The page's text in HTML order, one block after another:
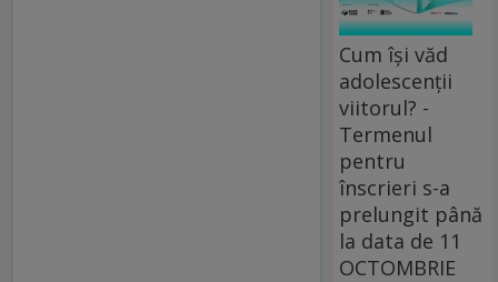
Cum își văd
adolescenții
viitorul? -
Termenul
pentru
înscrieri s-a
prelungit până
la data de 11
OCTOMBRIE